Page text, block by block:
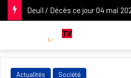
Actualités Société